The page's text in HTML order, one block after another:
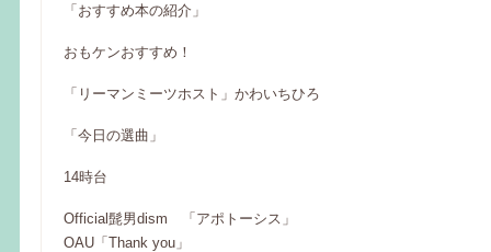
「おすすめ本の紹介」
おもケンおすすめ！
「リーマンミーツホスト」かわいちひろ
「今日の選曲」
14時台
Official髭男dism 「アポトーシス」
OAU「Thank you」